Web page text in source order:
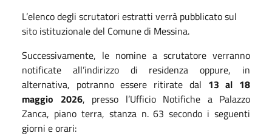
L’elenco degli scrutatori estratti verrà pubblicato sul
sito istituzionale del Comune di Messina.
Successivamente, le nomine a scrutatore verranno
notificate all’indirizzo di residenza oppure, in
alternativa, potranno essere ritirate dal 13 al 18
maggio 2026, presso l’Ufficio Notifiche a Palazzo
Zanca, piano terra, stanza n. 63 secondo i seguenti
giorni e orari: